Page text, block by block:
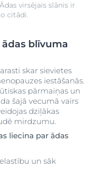
virsējais slānis ir
citādi.
blīvuma
skar sievietes
iestāšanās.
pārmaiņas un
šajā vecumā vairs
dziļākas
mirdzumu.
liecina par ādas
un sāk